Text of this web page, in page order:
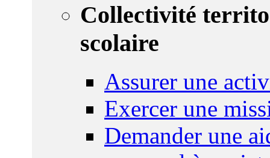
Collectivité
scolaire
Assurer une
Exercer une
Demander une